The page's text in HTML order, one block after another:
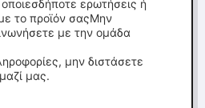
ερωτήσεις ή
το προϊόν σαςΜην
με την ομάδα
μην διστάσετε
μας.